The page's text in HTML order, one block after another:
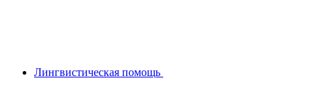
Лингвистическая помощь